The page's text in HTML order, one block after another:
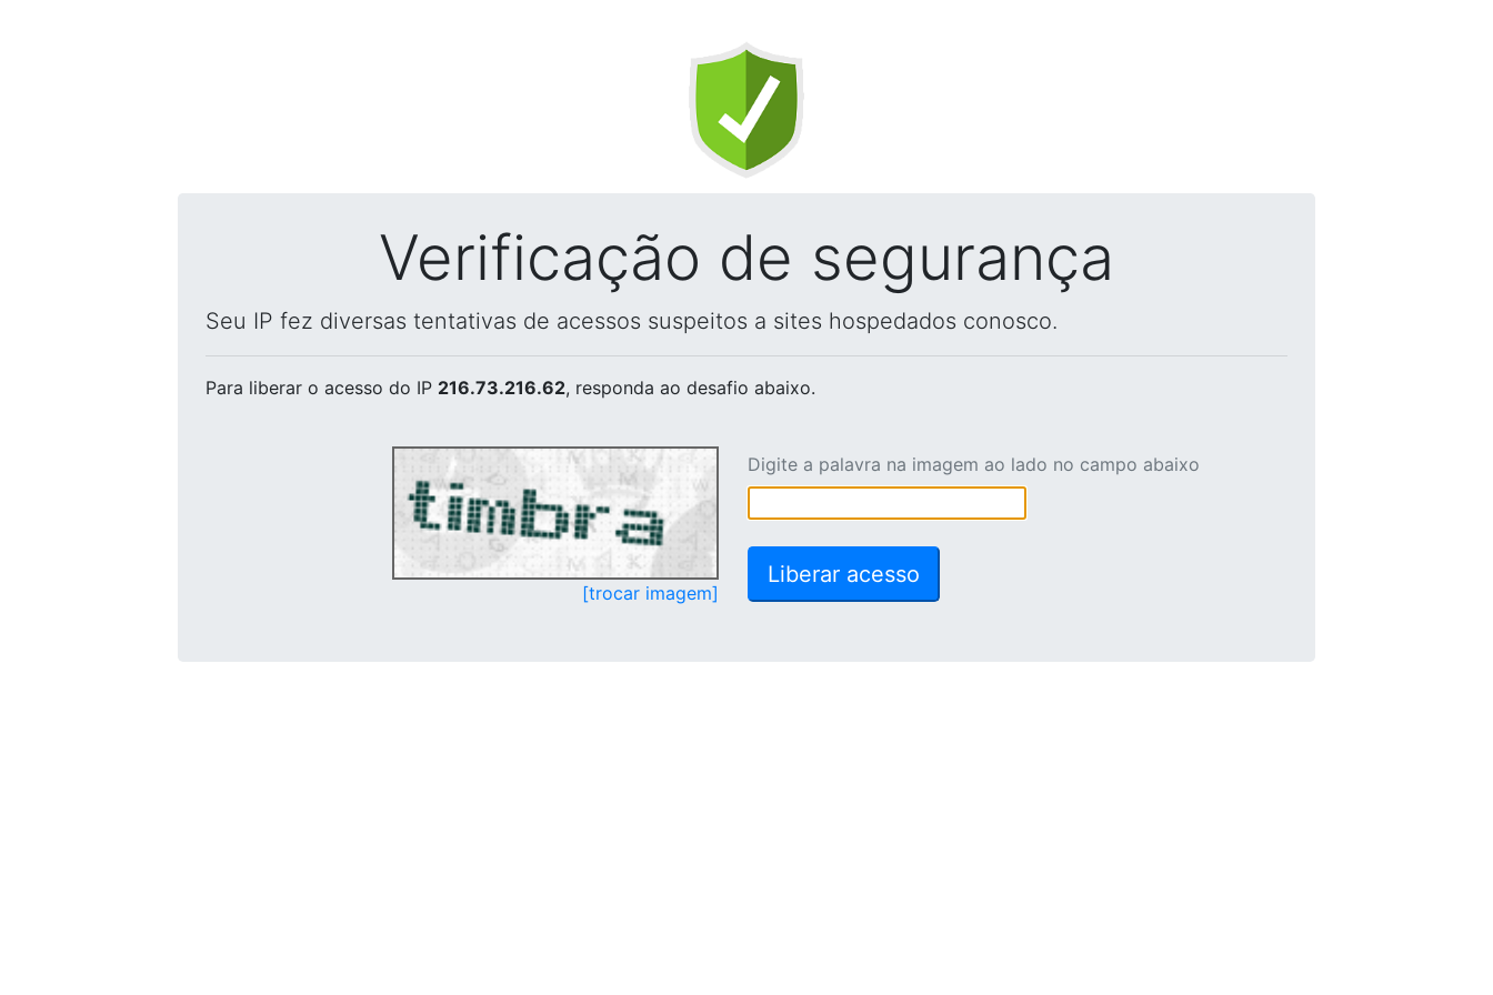
Verificação de segurança
Seu IP fez diversas tentativas de acessos suspeitos a sites hospedados conosco.
Para liberar o acesso do IP 216.73.216.62, responda ao desafio abaixo.
[trocar imagem]
Digite a palavra na imagem ao lado no campo abaixo